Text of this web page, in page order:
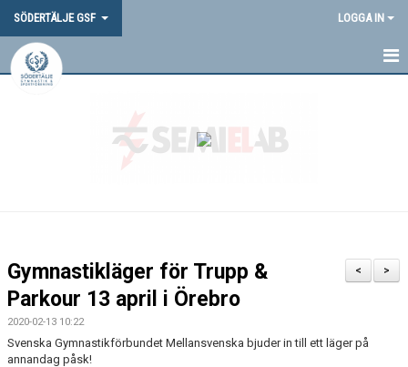
SÖDERTÄLJE GSF LOGGA IN
SGSF-PROFIL
>
<
Gymnastikläger för Trupp &
Parkour 13 april i Örebro
2020-02-13 10:22
Svenska Gymnastikförbundet Mellansvenska bjuder in till ett läger på
annandag påsk!